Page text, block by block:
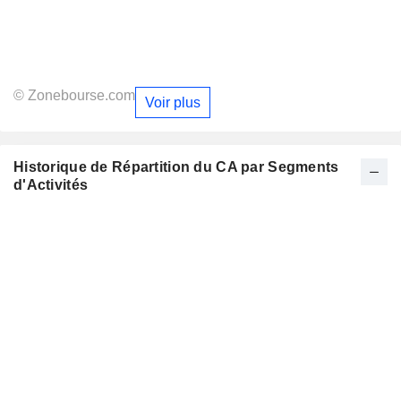
© Zonebourse.com Voir plus
Historique de Répartition du CA par Segments
d'Activités